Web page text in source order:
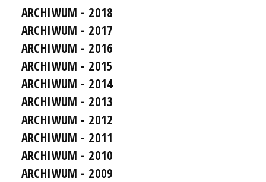
ARCHIWUM - 2018
ARCHIWUM - 2017
ARCHIWUM - 2016
ARCHIWUM - 2015
ARCHIWUM - 2014
ARCHIWUM - 2013
ARCHIWUM - 2012
ARCHIWUM - 2011
ARCHIWUM - 2010
ARCHIWUM - 2009